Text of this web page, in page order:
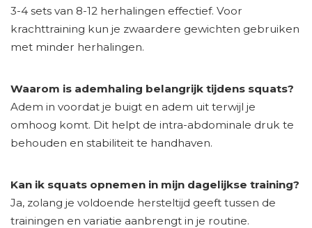
3-4 sets van 8-12 herhalingen effectief. Voor
krachttraining kun je zwaardere gewichten gebruiken
met minder herhalingen.
Waarom is ademhaling belangrijk tijdens squats?
Adem in voordat je buigt en adem uit terwijl je
omhoog komt. Dit helpt de intra-abdominale druk te
behouden en stabiliteit te handhaven.
Kan ik squats opnemen in mijn dagelijkse training?
Ja, zolang je voldoende hersteltijd geeft tussen de
trainingen en variatie aanbrengt in je routine.